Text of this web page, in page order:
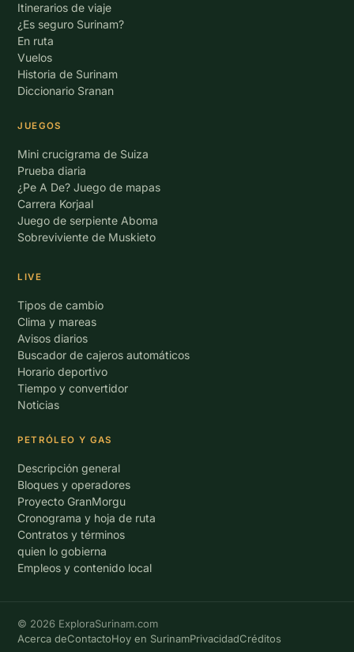
Itinerarios de viaje
¿Es seguro Surinam?
En ruta
Vuelos
Historia de Surinam
Diccionario Sranan
JUEGOS
Mini crucigrama de Suiza
Prueba diaria
¿Pe A De? Juego de mapas
Carrera Korjaal
Juego de serpiente Aboma
Sobreviviente de Muskieto
LIVE
Tipos de cambio
Clima y mareas
Avisos diarios
Buscador de cajeros automáticos
Horario deportivo
Tiempo y convertidor
Noticias
PETRÓLEO Y GAS
Descripción general
Bloques y operadores
Proyecto GranMorgu
Cronograma y hoja de ruta
Contratos y términos
quien lo gobierna
Empleos y contenido local
© 2026 ExploraSurinam.com
Acerca deContactoHoy en SurinamPrivacidadCréditos